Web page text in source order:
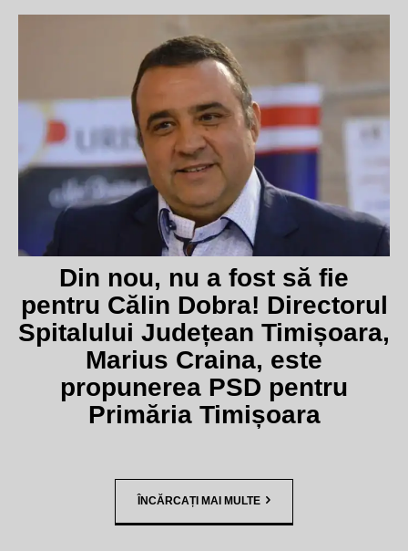
Din nou, nu a fost să fie
pentru Călin Dobra! Directorul
Spitalului Județean Timișoara,
Marius Craina, este
propunerea PSD pentru
Primăria Timișoara
ÎNCĂRCAȚI MAI MULTE